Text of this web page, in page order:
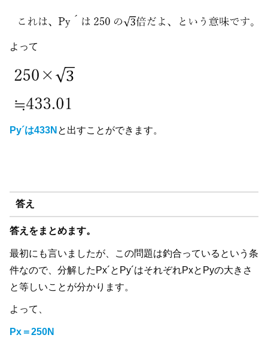
よって
Py´は433N と出すことができます。
答え
答えをまとめます。
最初にも言いましたが、この問題は釣合っているという条
件なので、分解したPx´とPy´はそれぞれPxとPyの大きさ
と等しいことが分かります。
よって、
Px＝250N